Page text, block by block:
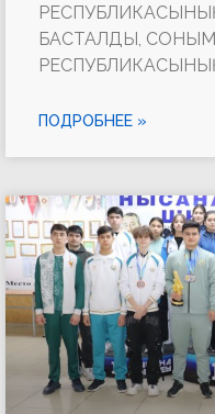
БАСТАЛДЫ,
ПОДРОБНЕЕ »